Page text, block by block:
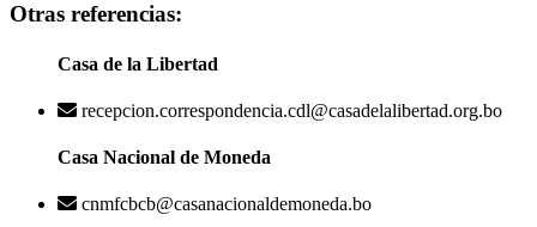
Otras referencias:
Casa de la Libertad
recepcion.correspondencia.cdl@casadelalibertad.org.bo
Casa Nacional de Moneda
cnmfcbcb@casanacionaldemoneda.bo